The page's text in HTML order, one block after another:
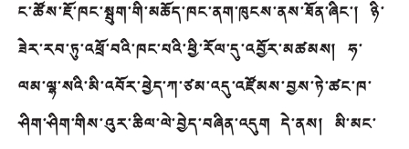
ང་ཚོས་ཇོ་ཁང་སྦུག་གི་མཆོད་ཁང་ནག་ཁུངས་ནས་ཐོན་ཞིང་། ཉི་
ཟེར་རབ་ཏུ་འཕྲོ་བའི་ཁང་པའི་ཕྱི་རོལ་དུ་འབྱོར་མཚམས། ཧ་
ལམ་ལྷ་སའི་མི་འབོར་ཕྱེད་ཀ་ཙམ་འདུ་འཛོམས་བྱས་ཏེ་ཚང་ཁ་
ཤིག་ཤིག་གིས་འུར་ཆིལ་ལེ་བྱེད་བཞིན་འདུག དེ་ནས། མི་མང་